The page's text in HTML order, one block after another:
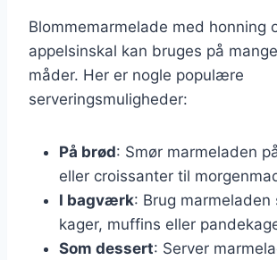
Blommemarmelade med honning
appelsinskal kan bruges på
måder. Her er nogle populære
serveringsmuligheder:
På brød: Smør marmeladen
eller croissanter til
I bagværk: Brug marmeladen
kager, muffins eller
Som dessert: Server